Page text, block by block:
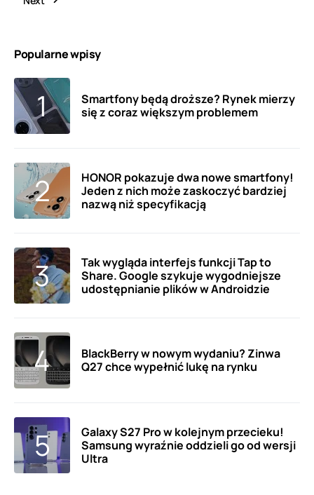
Popularne wpisy
Smartfony będą droższe? Rynek mierzy
się z coraz większym problemem
HONOR pokazuje dwa nowe smartfony!
Jeden z nich może zaskoczyć bardziej
nazwą niż specyfikacją
Tak wygląda interfejs funkcji Tap to
Share. Google szykuje wygodniejsze
udostępnianie plików w Androidzie
BlackBerry w nowym wydaniu? Zinwa
Q27 chce wypełnić lukę na rynku
Galaxy S27 Pro w kolejnym przecieku!
Samsung wyraźnie oddzieli go od wersji
Ultra